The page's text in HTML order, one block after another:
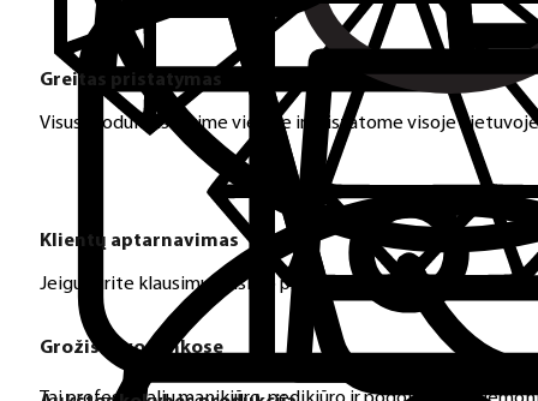
Greitas pristatymas
Visus produktus turime vietoje ir pristatome visoje Lietuvoje
Klientų aptarnavimas
Jeigu turite klausimų ar iškilo problemų su užsakymu, mus
Grožis tavo rankose